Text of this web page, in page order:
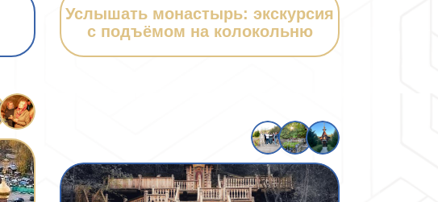
Услышать монастырь: экскурсия
с подъёмом на колокольню